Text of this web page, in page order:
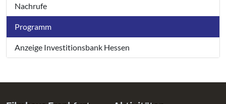
Nachrufe
Programm
Anzeige Investitionsbank Hessen